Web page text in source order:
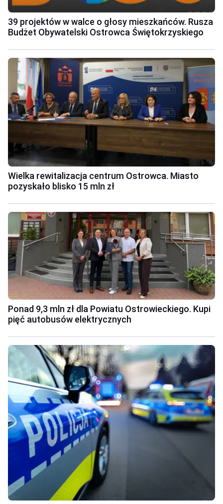
39 projektów w walce o głosy mieszkańców. Rusza
Budżet Obywatelski Ostrowca Świętokrzyskiego
Wielka rewitalizacja centrum Ostrowca. Miasto
pozyskało blisko 15 mln zł
Ponad 9,3 mln zł dla Powiatu Ostrowieckiego. Kupi
pięć autobusów elektrycznych